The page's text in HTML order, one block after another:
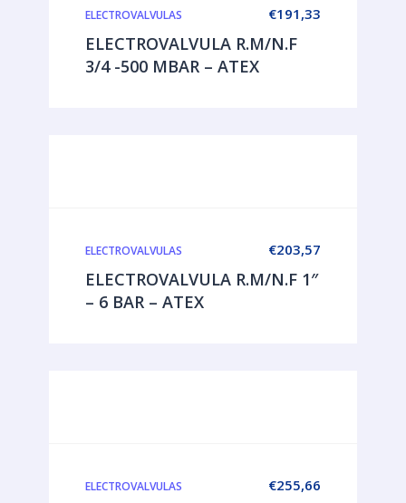
€191,33
ELECTROVALVULAS
ELECTROVALVULA R.M/N.F
3/4 -500 MBAR – ATEX
€203,57
ELECTROVALVULAS
ELECTROVALVULA R.M/N.F 1″
– 6 BAR – ATEX
€255,66
ELECTROVALVULAS